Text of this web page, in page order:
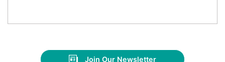
Join Our Newsletter